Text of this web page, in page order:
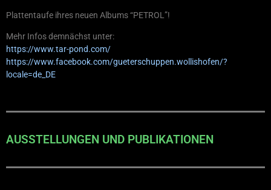
Plattentaufe ihres neuen Albums “PETROL”!
Mehr Infos demnächst unter:
https://www.tar-pond.com/
https://www.facebook.com/gueterschuppen.wollishofen/?
locale=de_DE
AUSSTELLUNGEN UND PUBLIKATIONEN